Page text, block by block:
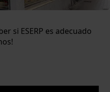
si ESERP es adecuado